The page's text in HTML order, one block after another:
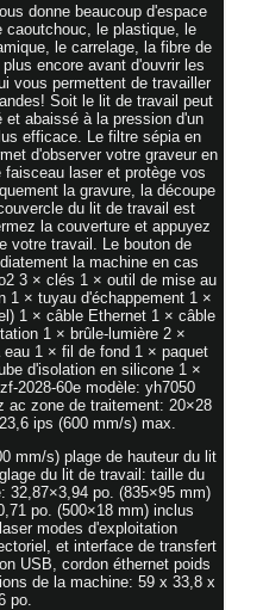
donne beaucoup d'espace
caoutchouc, le plastique, le
le carrelage, la fibre de
encore avant d'ouvrir les
vous permettent de travailler
Soit le lit de travail peut
et abaissé à la pression d'un
efficace. Le filtre sépia en
d'observer votre graveur en
laser et protège vos
la gravure, la découpe
du lit de travail est
la couverture et appuyez
votre travail. Le bouton de
la machine en cas
3 × clés 1 × outil de mise au
1 × tuyau d'échappement 1 ×
1 × câble Ethernet 1 × câble
1 × brûle-lumière 2 ×
1 × fil de fond 1 × paquet
d'isolation en silicone 1 ×
2028-60e modèle: yh7050
ac zone de traitement: 20×28
ips (600 mm/s) max.
mm/s) plage de hauteur du lit
du lit de travail: taille du
32,87×3,94 po. (835×95 mm)
po. (500×18 mm) inclus
modes d'exploitation
et interface de transfert
USB, cordon éthernet poids
de la machine: 59 x 33,8 x
po.